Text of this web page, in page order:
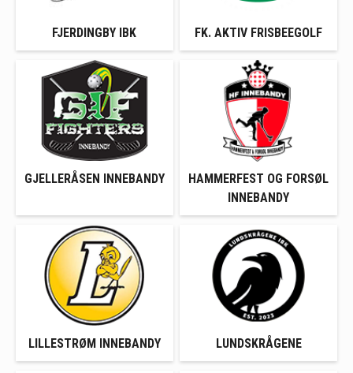
FJERDINGBY IBK FK. AKTIV FRISBEEGOLF
GJELLERÅSEN INNEBANDY
HAMMERFEST OG FORSØL
INNEBANDY
LILLESTRØM INNEBANDY LUNDSKRÅGENE